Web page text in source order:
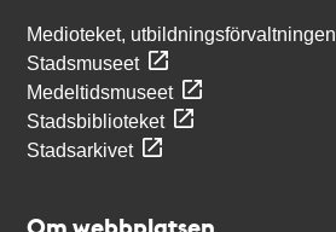
Medioteket, utbildningsförvaltningen
Stadsmuseet
Medeltidsmuseet
Stadsbiblioteket
Stadsarkivet